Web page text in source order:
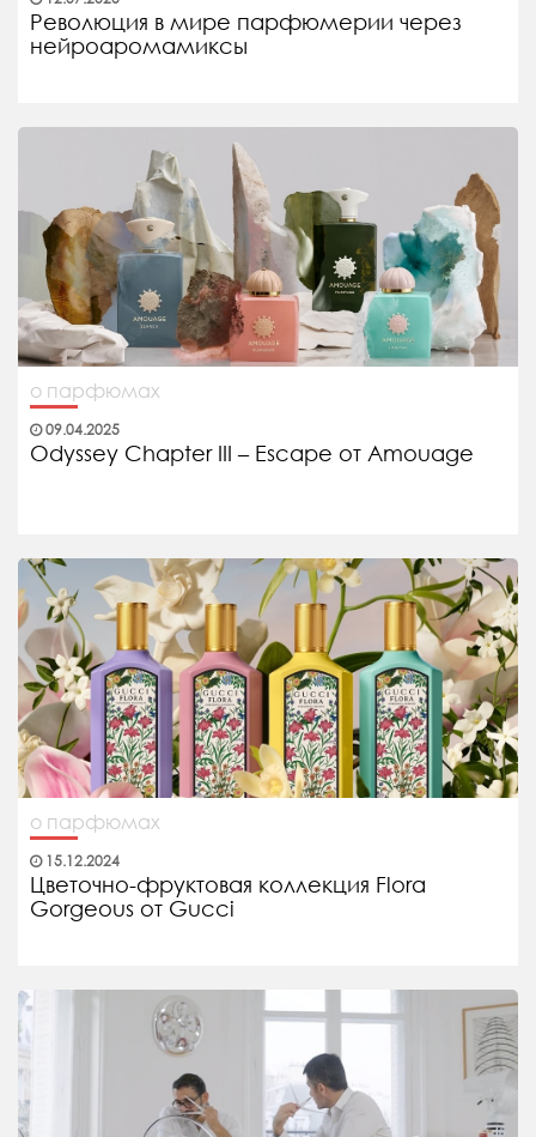
Революция в мире парфюмерии через
нейроаромамиксы
о парфюмах
09.04.2025
Odyssey Chapter III – Escape от Amouage
о парфюмах
15.12.2024
Цветочно-фруктовая коллекция Flora
Gorgeous от Gucci